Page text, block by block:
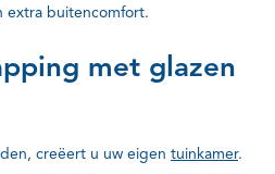
extra buitencomfort.
met glazen
creëert u uw eigen tuinkamer.